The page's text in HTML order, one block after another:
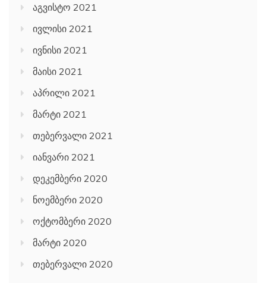
აგვისტო 2021
ივლისი 2021
ივნისი 2021
მაისი 2021
აპრილი 2021
მარტი 2021
თებერვალი 2021
იანვარი 2021
დეკემბერი 2020
ნოემბერი 2020
ოქტომბერი 2020
მარტი 2020
თებერვალი 2020